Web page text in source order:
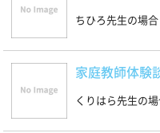
ちひろ先生の場合
家庭教師体験
くりはら先生の場